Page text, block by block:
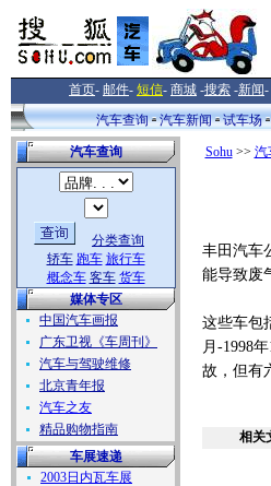
首页- 邮件- 短信- 商城 -搜索 -新闻-
汽车查询
汽车新闻 试车场
汽车查询
分类查询
轿车 跑车 旅行车
概念车 客车 货车
媒体专区
中国汽车画报
广东卫视《车周刊》
汽车与驾驶维修
北京青年报
汽车之友
精品购物指南
车展速递
2003日内瓦车展
Sohu>> 汽
丰田汽车
能导致废
这些车包
月-1998
故，但有
相关